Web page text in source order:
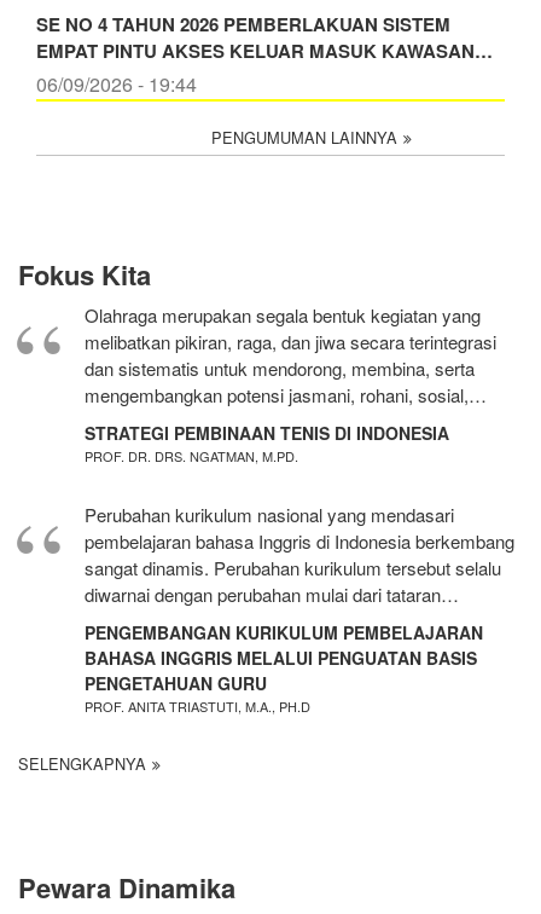
SE NO 4 TAHUN 2026 PEMBERLAKUAN SISTEM
EMPAT PINTU AKSES KELUAR MASUK KAWASAN…
06/09/2026 - 19:44
PENGUMUMAN LAINNYA
Fokus Kita
Olahraga merupakan segala bentuk kegiatan yang
melibatkan pikiran, raga, dan jiwa secara terintegrasi
dan sistematis untuk mendorong, membina, serta
mengembangkan potensi jasmani, rohani, sosial,…
STRATEGI PEMBINAAN TENIS DI INDONESIA
PROF. DR. DRS. NGATMAN, M.PD.
Perubahan kurikulum nasional yang mendasari
pembelajaran bahasa Inggris di Indonesia berkembang
sangat dinamis. Perubahan kurikulum tersebut selalu
diwarnai dengan perubahan mulai dari tataran…
PENGEMBANGAN KURIKULUM PEMBELAJARAN
BAHASA INGGRIS MELALUI PENGUATAN BASIS
PENGETAHUAN GURU
PROF. ANITA TRIASTUTI, M.A., PH.D
SELENGKAPNYA
Pewara Dinamika